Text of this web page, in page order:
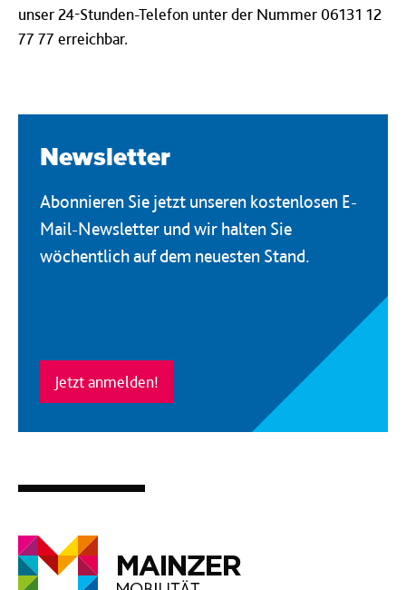
unser 24-Stunden-Telefon unter der Nummer 06131 12
77 77 erreichbar.
Newsletter
Abonnieren Sie jetzt unseren kostenlosen E-
Mail-Newsletter und wir halten Sie
wöchentlich auf dem neuesten Stand.
Jetzt anmelden!